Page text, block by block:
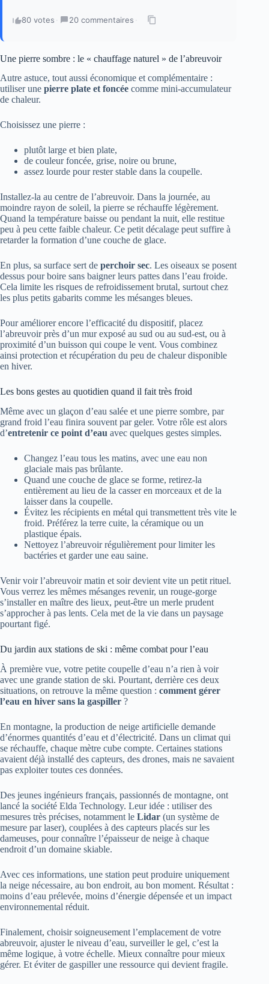
80 votes · 20 commentaires ·
Une pierre sombre : le « chauffage naturel » de l’abreuvoir
Autre astuce, tout aussi économique et complémentaire :
utiliser une pierre plate et foncée comme mini-accumulateur
de chaleur.
Choisissez une pierre :
plutôt large et bien plate,
de couleur foncée, grise, noire ou brune,
assez lourde pour rester stable dans la coupelle.
Installez-la au centre de l’abreuvoir. Dans la journée, au
moindre rayon de soleil, la pierre se réchauffe légèrement.
Quand la température baisse ou pendant la nuit, elle restitue
peu à peu cette faible chaleur. Ce petit décalage peut suffire à
retarder la formation d’une couche de glace.
En plus, sa surface sert de perchoir sec. Les oiseaux se posent
dessus pour boire sans baigner leurs pattes dans l’eau froide.
Cela limite les risques de refroidissement brutal, surtout chez
les plus petits gabarits comme les mésanges bleues.
Pour améliorer encore l’efficacité du dispositif, placez
l’abreuvoir près d’un mur exposé au sud ou au sud-est, ou à
proximité d’un buisson qui coupe le vent. Vous combinez
ainsi protection et récupération du peu de chaleur disponible
en hiver.
Les bons gestes au quotidien quand il fait très froid
Même avec un glaçon d’eau salée et une pierre sombre, par
grand froid l’eau finira souvent par geler. Votre rôle est alors
d’entretenir ce point d’eau avec quelques gestes simples.
Changez l’eau tous les matins, avec une eau non
glaciale mais pas brûlante.
Quand une couche de glace se forme, retirez-la
entièrement au lieu de la casser en morceaux et de la
laisser dans la coupelle.
Évitez les récipients en métal qui transmettent très vite le
froid. Préférez la terre cuite, la céramique ou un
plastique épais.
Nettoyez l’abreuvoir régulièrement pour limiter les
bactéries et garder une eau saine.
Venir voir l’abreuvoir matin et soir devient vite un petit rituel.
Vous verrez les mêmes mésanges revenir, un rouge-gorge
s’installer en maître des lieux, peut-être un merle prudent
s’approcher à pas lents. Cela met de la vie dans un paysage
pourtant figé.
Du jardin aux stations de ski : même combat pour l’eau
À première vue, votre petite coupelle d’eau n’a rien à voir
avec une grande station de ski. Pourtant, derrière ces deux
situations, on retrouve la même question : comment gérer
l’eau en hiver sans la gaspiller ?
En montagne, la production de neige artificielle demande
d’énormes quantités d’eau et d’électricité. Dans un climat qui
se réchauffe, chaque mètre cube compte. Certaines stations
avaient déjà installé des capteurs, des drones, mais ne savaient
pas exploiter toutes ces données.
Des jeunes ingénieurs français, passionnés de montagne, ont
lancé la société Elda Technology. Leur idée : utiliser des
mesures très précises, notamment le Lidar (un système de
mesure par laser), couplées à des capteurs placés sur les
dameuses, pour connaître l’épaisseur de neige à chaque
endroit d’un domaine skiable.
Avec ces informations, une station peut produire uniquement
la neige nécessaire, au bon endroit, au bon moment. Résultat :
moins d’eau prélevée, moins d’énergie dépensée et un impact
environnemental réduit.
Finalement, choisir soigneusement l’emplacement de votre
abreuvoir, ajuster le niveau d’eau, surveiller le gel, c’est la
même logique, à votre échelle. Mieux connaître pour mieux
gérer. Et éviter de gaspiller une ressource qui devient fragile.